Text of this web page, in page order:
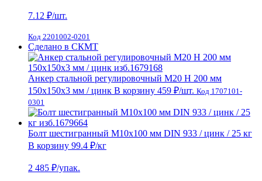
7.12 ₽/шт.
Код 2201002-0201
Сделано в СКМТ
Анкер стальной регулировочный M20 H 200 мм
150х150х3 мм / цинк В корзину 459 ₽/шт. Код 1707101-
0301
Болт шестигранный М10х100 мм DIN 933 / цинк / 25 кг
В корзину 99.4 ₽/кг
2 485 ₽/упак.